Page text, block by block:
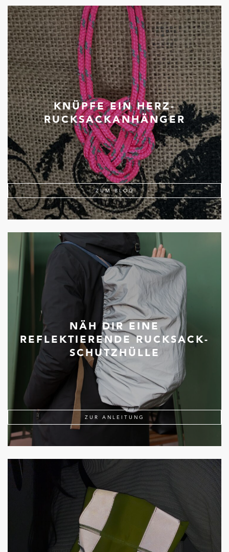
KNÜPFE EIN HERZ-
RUCKSACKANHÄNGER
ZUM BLOG
NÄH DIR EINE
REFLEKTIERENDE RUCKSACK-
SCHUTZHÜLLE
ZUR ANLEITUNG